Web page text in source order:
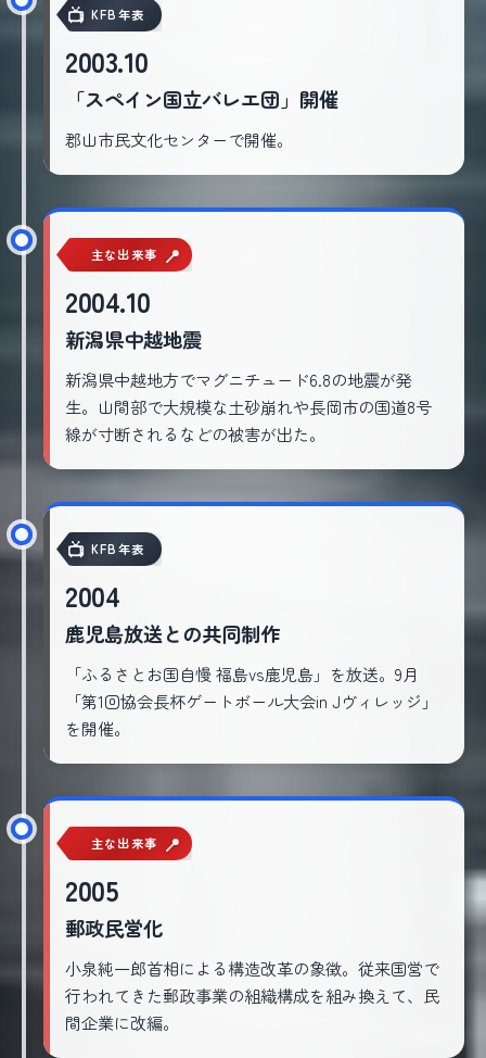
KFB年表
2003.10
「スペイン国立バレエ団」開催
郡山市民文化センターで開催。
主な出来事
2004.10
新潟県中越地震
新潟県中越地方でマグニチュード6.8の地震が発
生。山間部で大規模な土砂崩れや長岡市の国道8号
線が寸断されるなどの被害が出た。
KFB年表
2004
鹿児島放送との共同制作
「ふるさとお国自慢 福島vs鹿児島」を放送。9月
「第1回協会長杯ゲートボール大会in Jヴィレッジ」
を開催。
主な出来事
2005
郵政民営化
小泉純一郎首相による構造改革の象徴。従来国営で
行われてきた郵政事業の組織構成を組み換えて、民
間企業に改編。